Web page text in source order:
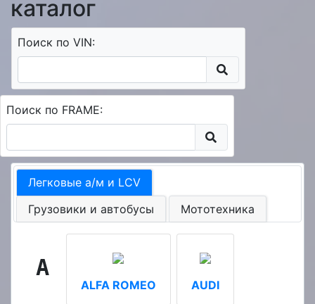
каталог
Поиск по VIN:
Поиск по FRAME:
Легковые а/м и LCV
Грузовики и автобусы
Мототехника
A
ALFA ROMEO AUDI